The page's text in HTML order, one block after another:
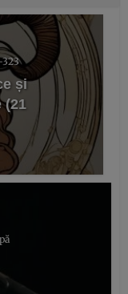
323
și
(21